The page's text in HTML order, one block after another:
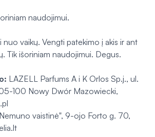
naudojimui.
nuo vaikų. Vengti patekimo į akis ir ant
Tik išoriniam naudojimui. Degus.
LAZELL Parfums A i K Orlos Sp.j., ul.
100 Nowy Dwór Mazowiecki,
vaistinė", 9-ojo Forto g. 70,